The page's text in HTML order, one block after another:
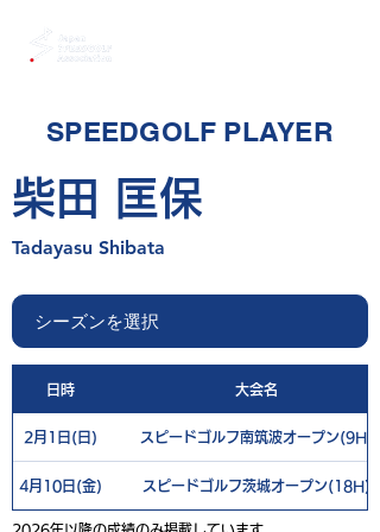
SPEEDGOLF PLAYER
柴田 匡保
Tadayasu Shibata
日時 大会名
2月1日(日) スピードゴルフ南筑波オープン(9H)
4月10日(金) スピードゴルフ茨城オープン(18H)